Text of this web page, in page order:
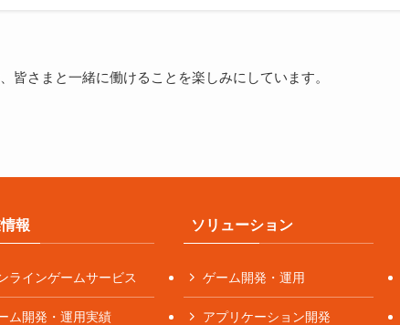
皆さまと一緒に働けることを楽しみにしています。
報
ラインゲームサービス
ム開発・運用実績
ソリューション
ゲーム開発・運用
アプリケーション開発